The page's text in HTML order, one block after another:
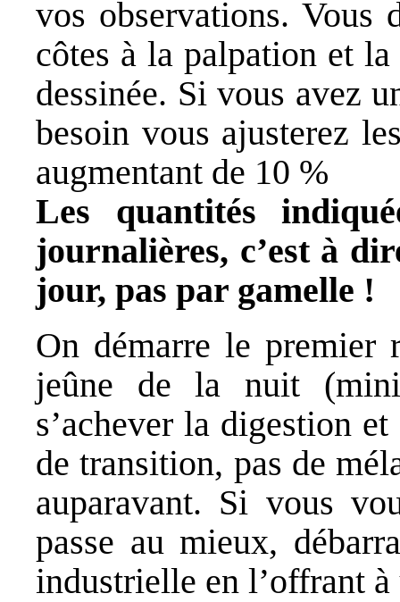
vos observations. Vous
côtes à la palpation et
dessinée. Si vous avez
besoin vous ajusterez
augmentant de 10 %
Les quantités
journalières, c’est à
jour, pas par gamelle !
On démarre le premier
jeûne de la nuit
s’achever la digestion
de transition, pas de
auparavant. Si vous
passe au mieux,
industrielle en l’offrant